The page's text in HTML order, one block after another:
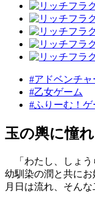
#アドベンチャ
#乙女ゲーム
#ふりーむ！
玉の輿に憧
「わたし、しょう
幼馴染の潤と共にお
月日は流れ、そん